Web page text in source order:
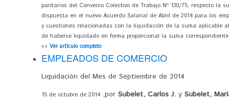
paritarios del Convenio Colectivo de Trabajo Nº 130/75, respecto la
dispuesta en el nuevo Acuerdo Salarial de Abril de 2014 para los
y cuestiones relacionadas con la liquidación de la suma aplicable
de haberse liquidado en forma proporcional la suma
»» Ver artículo completo
EMPLEADOS DE COMERCIO
Liquidación del Mes de Septiembre de 2014
15 de octubre de 2014 ,por Subelet, Carlos J. y Subelet,